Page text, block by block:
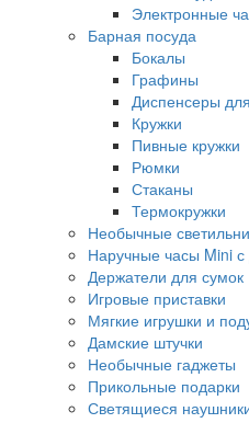
Электронные
Барная посуда
Бокалы
Графины
Диспенсеры
Кружки
Пивные кружки
Рюмки
Стаканы
Термокружки
Необычные
Наручные часы Mini
Держатели для сумок
Игровые приставки
Мягкие игрушки и
Дамские штучки
Необычные гаджеты
Прикольные подарки
Светящиеся